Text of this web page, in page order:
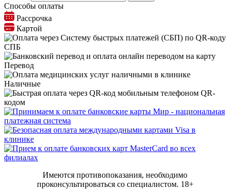
Способы оплаты
Рассрочка
Картой
СПБ
Перевод
Наличные
QR-
кодом
Имеются противопоказания, необходимо
проконсультироваться со специалистом. 18+